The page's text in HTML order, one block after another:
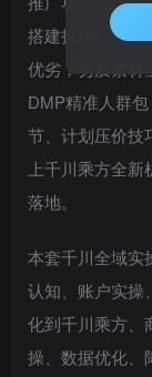
搭建投放模型，
优劣，劣质素材
DMP精准人群
节、计划压价技
上千川乘方全
落地。
本套千川全域实
认知、账户实操
化到千川乘方、
操、数据优化、